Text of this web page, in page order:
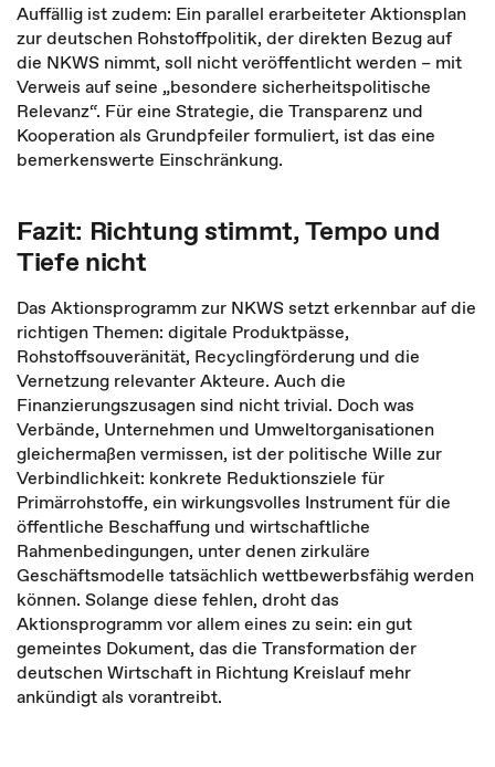
Auffällig ist zudem: Ein parallel erarbeiteter Aktionsplan
zur deutschen Rohstoffpolitik, der direkten Bezug auf
die NKWS nimmt, soll nicht veröffentlicht werden – mit
Verweis auf seine „besondere sicherheitspolitische
Relevanz“. Für eine Strategie, die Transparenz und
Kooperation als Grundpfeiler formuliert, ist das eine
bemerkenswerte Einschränkung.
Fazit: Richtung stimmt, Tempo und
Tiefe nicht
Das Aktionsprogramm zur NKWS setzt erkennbar auf die
richtigen Themen: digitale Produktpässe,
Rohstoffsouveränität, Recyclingförderung und die
Vernetzung relevanter Akteure. Auch die
Finanzierungszusagen sind nicht trivial. Doch was
Verbände, Unternehmen und Umweltorganisationen
gleichermaßen vermissen, ist der politische Wille zur
Verbindlichkeit: konkrete Reduktionsziele für
Primärrohstoffe, ein wirkungsvolles Instrument für die
öffentliche Beschaffung und wirtschaftliche
Rahmenbedingungen, unter denen zirkuläre
Geschäftsmodelle tatsächlich wettbewerbsfähig werden
können. Solange diese fehlen, droht das
Aktionsprogramm vor allem eines zu sein: ein gut
gemeintes Dokument, das die Transformation der
deutschen Wirtschaft in Richtung Kreislauf mehr
ankündigt als vorantreibt.